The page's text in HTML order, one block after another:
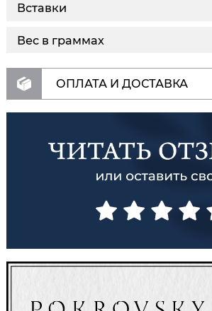
Вставки
Вес в граммах
ОПЛАТА И ДОСТАВКА